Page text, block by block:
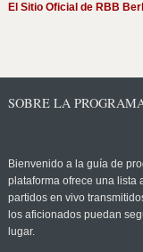
El Sitio Oficial de RBB
SOBRE LA
Bienvenido a la guía de
plataforma ofrece una lista
partidos en vivo
los aficionados puedan
lugar.